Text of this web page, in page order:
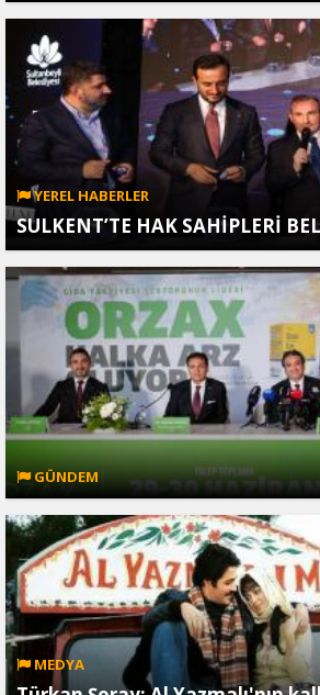
YEREL HABERLER
SULKENT’TE HAK SAHİPLERİ
GÜNDEM
MEDYA